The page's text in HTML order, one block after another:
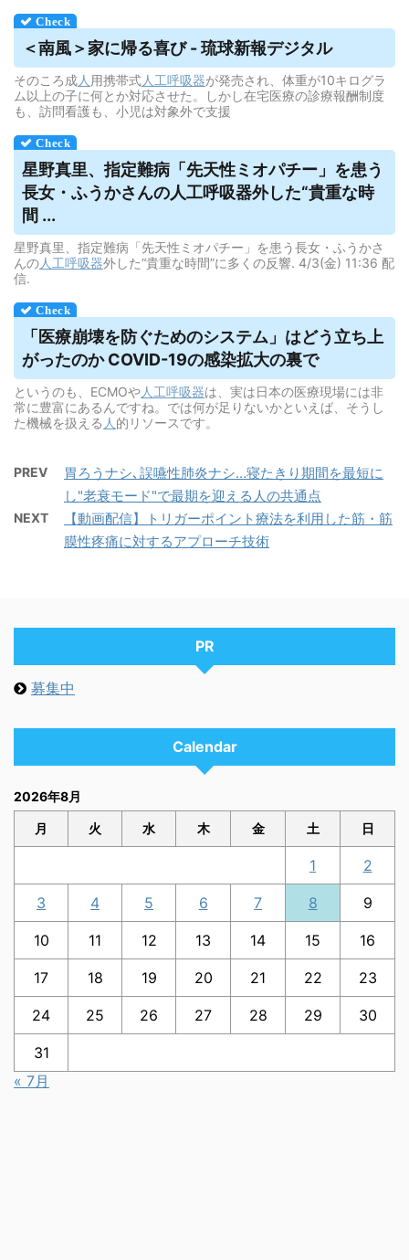
＜南風＞家に帰る喜び - 琉球新報デジタル
そのころ成人 用携帯式人工呼吸器が発売され、体重が10キログラ
ム以上の子に何とか対応させた。しかし在宅医療の診療報酬制度
も、訪問看護も、小児は対象外で支援
星野真里、指定難病「先天性ミオパチー」を患う
長女・ふうかさんの人工呼吸器外した“貴重な時
間 ...
星野真里、指定難病「先天性ミオパチー」を患う長女・ふうかさ
んの人工呼吸器外した“貴重な時間”に多くの反響. 4/3(金) 11:36 配
信.
「医療崩壊を防ぐためのシステム」はどう立ち上
がったのか COVID-19の感染拡大の裏で
というのも、ECMOや人工呼吸器は、実は日本の医療現場には非
常に豊富にあるんですね。では何が足りないかといえば、そうし
た機械を扱える 人 的リソースです。
PREV
胃ろうナシ､誤嚥性肺炎ナシ…寝たきり期間を最短に
し"老衰モード"で最期を迎える人の共通点
NEXT
【動画配信】トリガーポイント療法を利用した筋・筋
膜性疼痛に対するアプローチ技術
PR
募集中
Calendar
2026年8月
月 火 水 木 金 土 日
1 2
3 4 5 6 7 8 9
10 11 12 13 14 15 16
17 18 19 20 21 22 23
24 25 26 27 28 29 30
31
« 7月